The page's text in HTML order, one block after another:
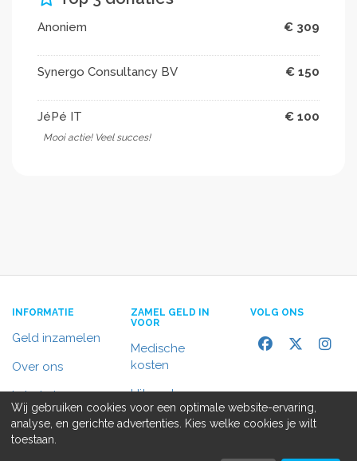
Anoniem € 309
Synergo Consultancy BV € 150
JéPé IT € 100
Mooi actie! Veel succes!
INFORMATIE
Geld inzamelen
Over ons
In het nieuws
Contact
ZAMEL GELD IN
VOOR
Medische
kosten
Uitvaart
Rolstoelbus
VOLG ONS
Wij gebruiken cookies voor een optimale website-ervaring,
analyse, en gerichte advertenties. Kies welke cookies je wilt
toestaan.